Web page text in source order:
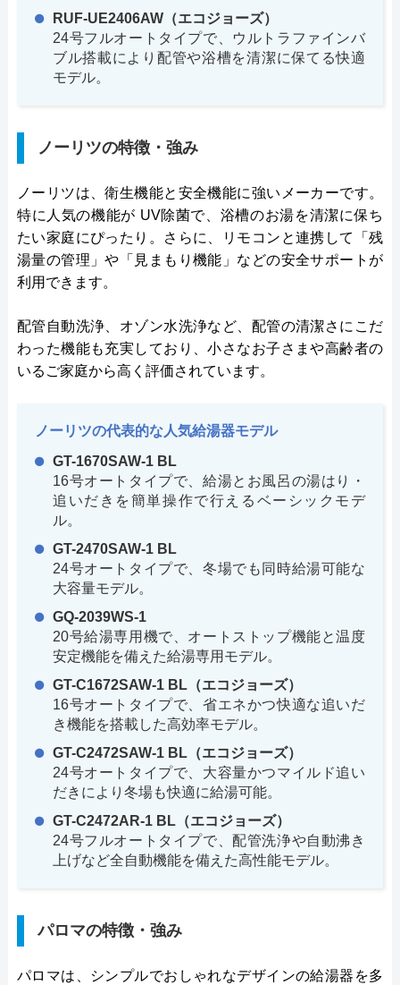
RUF-UE2406AW（エコジョーズ）
24号フルオートタイプで、ウルトラファインバ
ブル搭載により配管や浴槽を清潔に保てる快適
モデル。
ノーリツの特徴・強み
ノーリツは、衛生機能と安全機能に強いメーカーです。
特に人気の機能が UV除菌で、浴槽のお湯を清潔に保ち
たい家庭にぴったり。さらに、リモコンと連携して「残
湯量の管理」や「見まもり機能」などの安全サポートが
利用できます。
配管自動洗浄、オゾン水洗浄など、配管の清潔さにこだ
わった機能も充実しており、小さなお子さまや高齢者の
いるご家庭から高く評価されています。
ノーリツの代表的な人気給湯器モデル
GT-1670SAW-1 BL
16号オートタイプで、給湯とお風呂の湯はり・
追いだきを簡単操作で行えるベーシックモデ
ル。
GT-2470SAW-1 BL
24号オートタイプで、冬場でも同時給湯可能な
大容量モデル。
GQ-2039WS-1
20号給湯専用機で、オートストップ機能と温度
安定機能を備えた給湯専用モデル。
GT-C1672SAW-1 BL（エコジョーズ）
16号オートタイプで、省エネかつ快適な追いだ
き機能を搭載した高効率モデル。
GT-C2472SAW-1 BL（エコジョーズ）
24号オートタイプで、大容量かつマイルド追い
だきにより冬場も快適に給湯可能。
GT-C2472AR-1 BL（エコジョーズ）
24号フルオートタイプで、配管洗浄や自動沸き
上げなど全自動機能を備えた高性能モデル。
パロマの特徴・強み
パロマは、シンプルでおしゃれなデザインの給湯器を多